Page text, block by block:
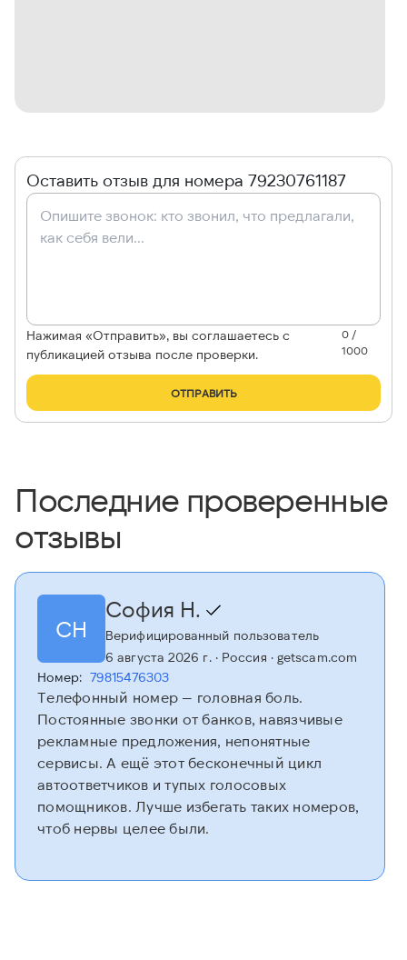
Оставить отзыв для номера 79230761187
Нажимая «Отправить», вы соглашаетесь с
публикацией отзыва после проверки.
0 /
1000
ОТПРАВИТЬ
Последние проверенные
отзывы
СН
София Н.
Верифицированный пользователь
6 августа 2026 г.· Россия · getscam.com
Номер: 79815476303
Телефонный номер — головная боль.
Постоянные звонки от банков, навязчивые
рекламные предложения, непонятные
сервисы. А ещё этот бесконечный цикл
автоответчиков и тупых голосовых
помощников. Лучше избегать таких номеров,
чтоб нервы целее были.